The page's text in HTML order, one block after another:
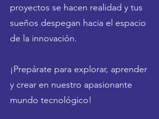
proyectos se hacen realidad y tus
sueños despegan hacia el espacio
de la innovación.
¡Prepárate para explorar, aprender
y crear en nuestro apasionante
mundo tecnológico!